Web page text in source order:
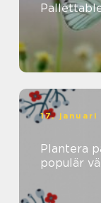
17. januari
Plantera
populär